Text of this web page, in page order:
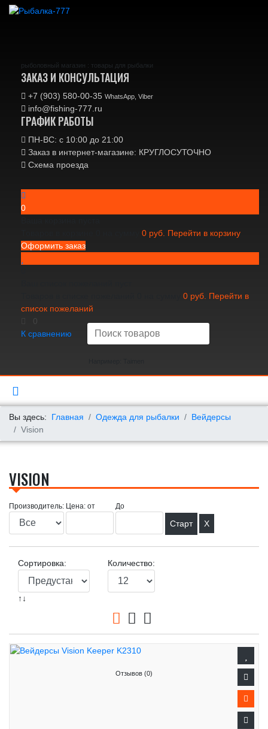
рыболовный магазин : товары для рыбалки
ЗАКАЗ И КОНСУЛЬТАЦИЯ
+7 (903) 580-00-35‬ WhatsApp, Viber
info@fishing-777.ru
ГРАФИК РАБОТЫ
ПН-ВС: с 10:00 до 21:00
Заказ в интернет-магазине: КРУГЛОСУТОЧНО
Схема проезда
0
0 руб. Перейти в корзину
Оформить заказ
0 руб. Перейти в
список пожеланий
0
К сравнению
Вы здесь: Главная Одежда для рыбалки
Вейдерсы
Vision
VISION
Производитель: Цена: от До
X
Сортировка:
↑↓
Количество:
Отзывов (0)